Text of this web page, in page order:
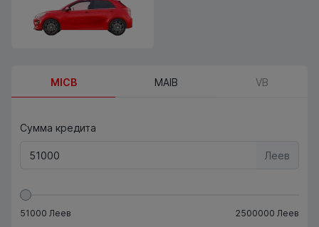
MICB MAIB VB
Сумма кредита
Леев
51000 Леев 2500000 Леев